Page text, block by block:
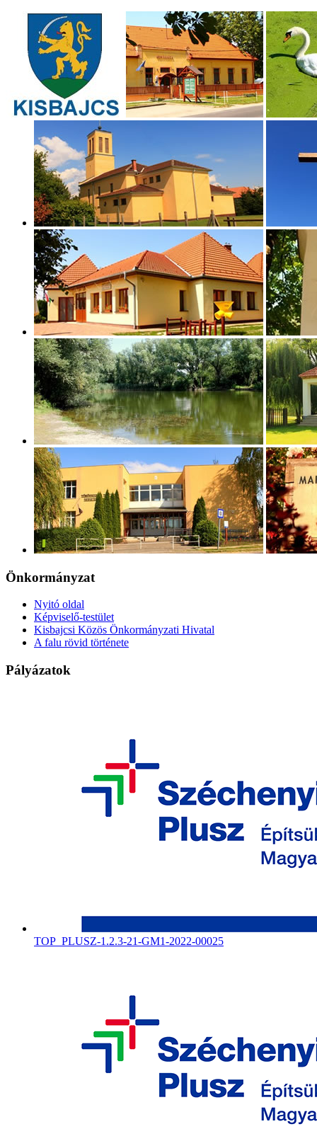
Önkormányzat
Nyitó oldal
Képviselő-testület
Kisbajcsi Közös Önkormányzati Hivatal
A falu rövid története
Pályázatok
TOP_PLUSZ-1.2.3-21-GM1-2022-00025